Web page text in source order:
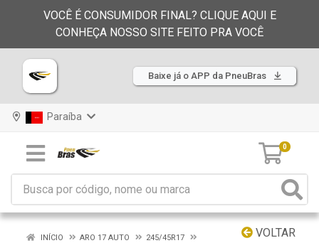
VOCÊ É CONSUMIDOR FINAL? CLIQUE AQUI E
CONHEÇA NOSSO SITE FEITO PRA VOCÊ
Baixe já o APP da PneuBras
Paraíba
0
VOLTAR
INÍCIO ARO 17 AUTO
245/45R17